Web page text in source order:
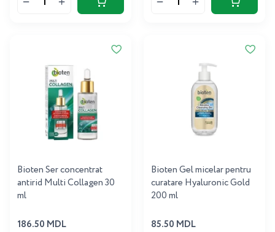
Bioten Ser concentrat
antirid Multi Collagen 30
ml
186.50 MDL
Bioten Gel micelar pentru
curatare Hyaluronic Gold
200 ml
85.50 MDL